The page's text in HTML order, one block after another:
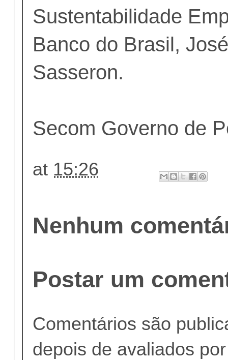
Sustentabilidade
Banco do Brasil,
Sasseron.
Secom Governo de
at 15:26
Nenhum
Postar um
Comentários são
depois de avaliados